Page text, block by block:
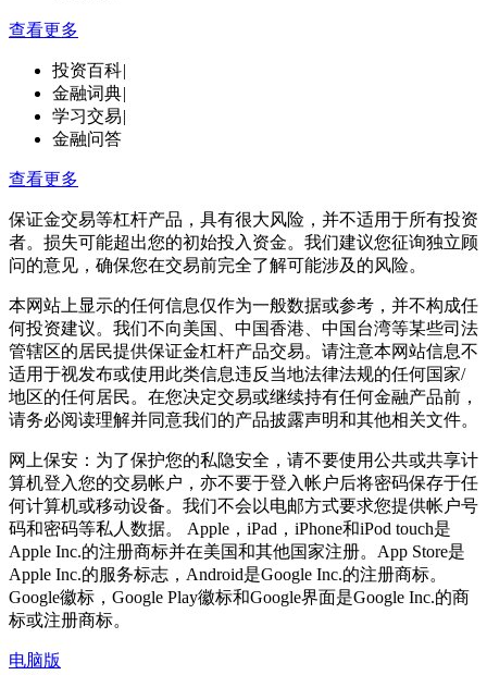
查看更多
投资百科|
金融词典|
学习交易|
金融问答
查看更多
保证金交易等杠杆产品，具有很大风险，并不适用于所有投资
者。损失可能超出您的初始投入资金。我们建议您征询独立顾
问的意见，确保您在交易前完全了解可能涉及的风险。
本网站上显示的任何信息仅作为一般数据或参考，并不构成任
何投资建议。我们不向美国、中国香港、中国台湾等某些司法
管辖区的居民提供保证金杠杆产品交易。请注意本网站信息不
适用于视发布或使用此类信息违反当地法律法规的任何国家/
地区的任何居民。在您决定交易或继续持有任何金融产品前，
请务必阅读理解并同意我们的产品披露声明和其他相关文件。
网上保安：为了保护您的私隐安全，请不要使用公共或共享计
算机登入您的交易帐户，亦不要于登入帐户后将密码保存于任
何计算机或移动设备。我们不会以电邮方式要求您提供帐户号
码和密码等私人数据。 Apple，iPad，iPhone和iPod touch是
Apple Inc.的注册商标并在美国和其他国家注册。App Store是
Apple Inc.的服务标志，Android是Google Inc.的注册商标。
Google徽标，Google Play徽标和Google界面是Google Inc.的商
标或注册商标。
电脑版